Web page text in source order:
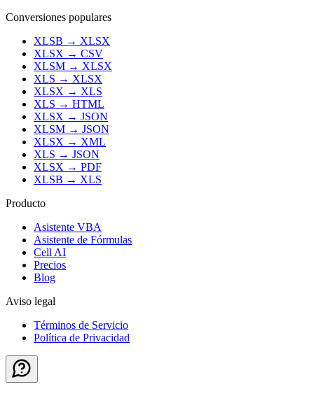
Conversiones populares
XLSB → XLSX
XLSX → CSV
XLSM → XLSX
XLS → XLSX
XLSX → XLS
XLS → HTML
XLSX → JSON
XLSM → JSON
XLSX → XML
XLS → JSON
XLSX → PDF
XLSB → XLS
Producto
Asistente VBA
Asistente de Fórmulas
Cell AI
Precios
Blog
Aviso legal
Términos de Servicio
Política de Privacidad